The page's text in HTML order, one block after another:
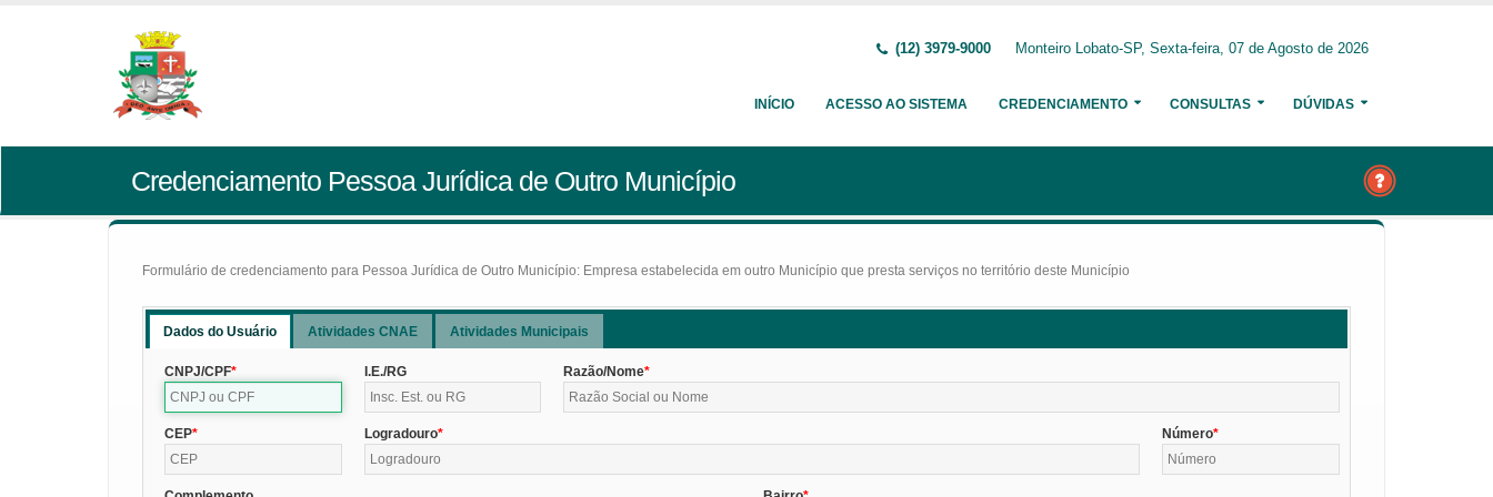
(12) 3979-9000 Monteiro Lobato-SP, Sexta-feira, 07 de Agosto de 2026
INÍCIO ACESSO AO SISTEMA CREDENCIAMENTO CONSULTAS DÚVIDAS
Credenciamento Pessoa Jurídica de Outro Município
Formulário de credenciamento para Pessoa Jurídica de Outro Município: Empresa estabelecida em outro Município que presta serviços no território deste Município
Dados do Usuário Atividades CNAE Atividades Municipais
CNPJ/CPF I.E./RG Razão/Nome
CEP Logradouro Número